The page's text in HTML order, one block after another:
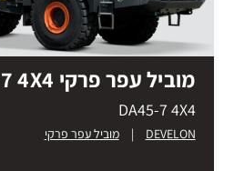
מוביל עפר פרקי DA45-7 4X4
DA45-7 4X4
DEVELON
| מוביל עפר פרקי